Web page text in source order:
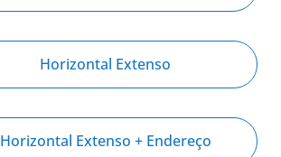
Horizontal Extenso
Horizontal Extenso + Endereço